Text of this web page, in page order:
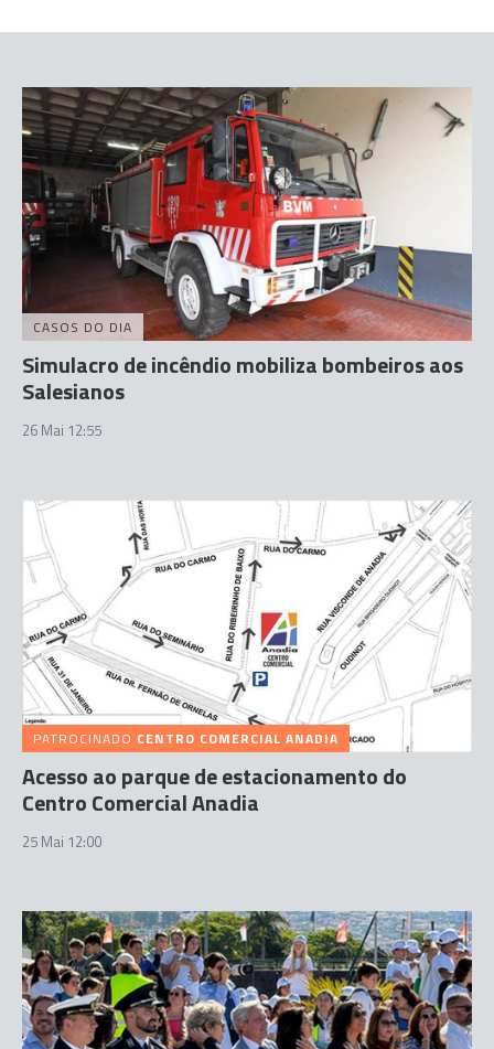
CASOS DO DIA
Simulacro de incêndio mobiliza bombeiros aos
Salesianos
26 Mai 12:55
PATROCINADO CENTRO COMERCIAL ANADIA
Acesso ao parque de estacionamento do
Centro Comercial Anadia
25 Mai 12:00